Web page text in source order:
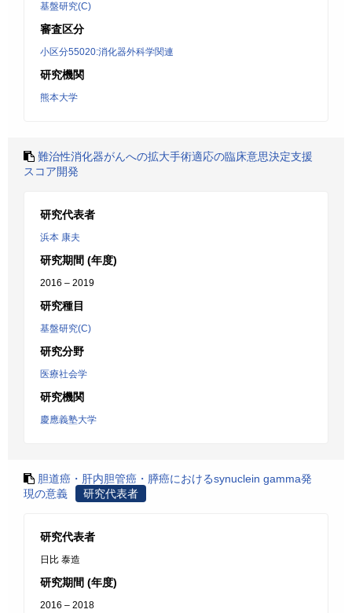
基盤研究(C)
審査区分
小区分55020:消化器外科学関連
研究機関
熊本大学
難治性消化器がんへの拡大手術適応の臨床意思決定支援
スコア開発
研究代表者
浜本 康夫
研究期間 (年度)
2016 – 2019
研究種目
基盤研究(C)
研究分野
医療社会学
研究機関
慶應義塾大学
胆道癌・肝内胆管癌・膵癌におけるsynuclein gamma発
現の意義
研究代表者
研究代表者
日比 泰造
研究期間 (年度)
2016 – 2018